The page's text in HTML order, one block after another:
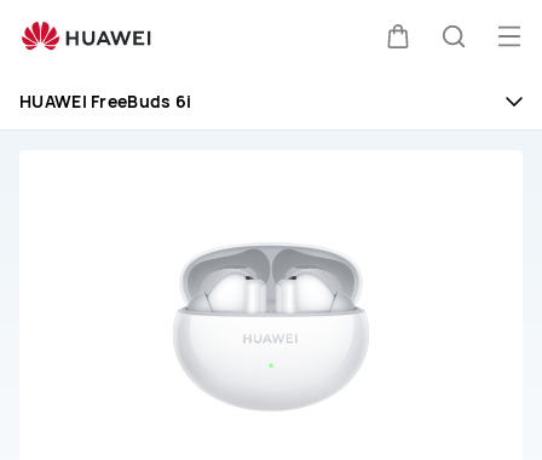
FreeBuds
Mở
HUAWEI FreeBuds 6i